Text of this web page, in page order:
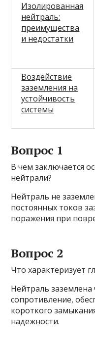
Изолированная
нейтраль:
преимущества
и недостатки
Воздействие
заземления на
устойчивость
системы
Вопрос 1
В чем заключается
нейтрали?
Нейтраль не
постоянных токов
поражения при
Вопрос 2
Что характеризует
Нейтраль заземлена
сопротивление,
короткого
надежности.